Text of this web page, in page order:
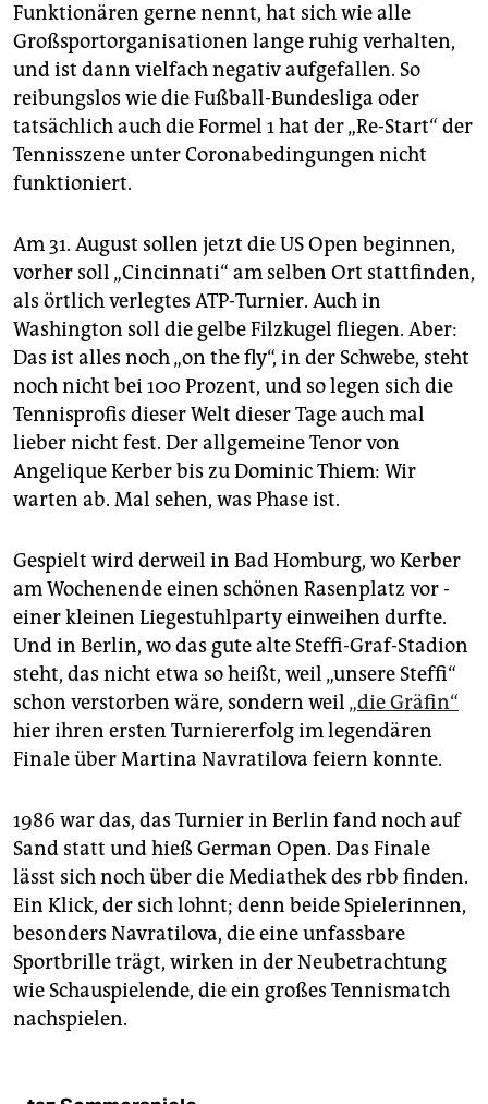
abo
genossenschaft
epaper login
Funktionären gerne nennt, hat sich wie alle
Großsportorganisationen lange ruhig verhalten,
und ist dann vielfach negativ aufgefallen. So
reibungslos wie die Fußball-Bundesliga oder
tatsächlich auch die Formel 1 hat der „Re-Start“ der
Tennisszene unter Coronabedingungen nicht
funktioniert.
Am 31. August sollen jetzt die US Open beginnen,
vorher soll „Cincinnati“ am selben Ort stattfinden,
als örtlich verlegtes ATP-Turnier. Auch in
Washington soll die gelbe Filzkugel fliegen. Aber:
Das ist alles noch „on the fly“, in der Schwebe, steht
noch nicht bei 100 Prozent, und so legen sich die
Tennisprofis dieser Welt dieser Tage auch mal
lieber nicht fest. Der allgemeine Tenor von
Angelique Kerber bis zu Dominic Thiem: Wir
warten ab. Mal sehen, was Phase ist.
Gespielt wird derweil in Bad Homburg, wo Kerber
am Wochenende einen schönen Rasenplatz vor ­
einer kleinen Liegestuhlparty einwei­hen durfte.
Und in Berlin, wo das gute alte Steffi-Graf-Stadion
steht, das nicht etwa so heißt, weil ­„unsere Steffi“
schon verstorben wäre, sondern weil „die Gräfin“
hier ihren ersten Turniererfolg im legendären
Finale über Martina Navratilova feiern konnte.
1986 war das, das Turnier in Berlin fand noch auf
Sand statt und hieß German Open. Das Finale
lässt sich noch über die Mediathek des rbb finden.
Ein Klick, der sich lohnt; denn beide Spielerinnen,
besonders Navratilova, die eine unfassbare
Sportbrille trägt, wirken in der Neubetrachtung
wie Schauspielende, die ein großes Tennismatch
nachspielen.